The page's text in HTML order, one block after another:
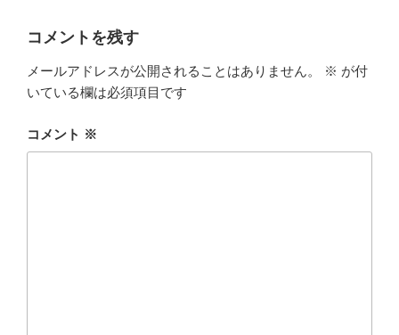
コメントを残す
メールアドレスが公開されることはありません。 ※ が付
いている欄は必須項目です
コメント ※